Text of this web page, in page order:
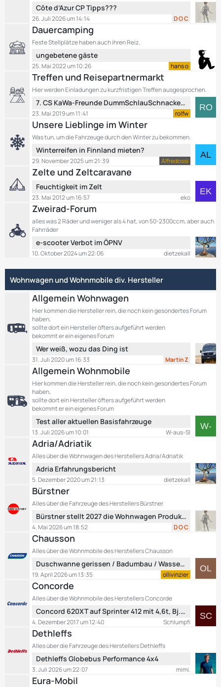
t
ä
g
e
t
z
t
B
e
i
ä
g
e
Côte d’Azur CP Tipps???
D O C
26. Juli 2026 um 14:14
Dauercamping
Feste Stellplätze haben auch ihren Reiz.
e
t
z
t
B
e
i
ä
g
ungebetene gäste
hans o
25. Mai 2022 um 10:26
Treffen und Reisepartnermarkt
Hier werden Einladungen zu kurzfristigen Treffen ausgesprochen.
e
t
z
t
B
e
r
ä
g
e
7. CS KaWa-Freunde DummSchlauSchnackerTreffen vom 1. - 5. Mai 2019 in Oberbozen, Italien
rolfw
23. Mai 2019 um 11:41
Unsere Lieblinge im Winter
Was tun, um die Fahrzeuge durch den Winter zu bekommen.
e
t
z
e
B
e
i
ä
g
e
Winterreifen in Finnland mieten?
Alfredossi
29. November 2025 um 21:39
Zelte und Zeltcaravane
e
t
z
t
e
B
e
r
ä
g
e
Feuchtigkeit im Zelt
eko
23. Mai 2012 um 16:57
Zweirad-Forum
alles was 2 Räder und weniger als 4 hat, von 50-2300ccm, aber auch
Fahrräder
e
z
t
e
B
e
i
t
r
g
e
e-scooter Verbot im ÖPNV
dietzekall
10. Oktober 2024 um 22:06
Wohnwagen und Wohnmobile div. Hersteller
Allgemein Wohnwagen
Hier kommen die Hersteller rein, die noch kein gesondertes Forum
haben,
sollte dort ein Hersteller öfters aufgeführt werden
bekommt er ein eigenes Forum
e
t
z
t
e
B
t
r
ä
e
Wer weiß, wozu das Ding ist
Martin Z
31. Juli 2020 um 16:33
Allgemein Wohnmobile
Hier kommen die Hersteller rein, die noch kein gesondertes Forum
haben,
sollte dort ein Hersteller öfters aufgeführt werden
bekommt er ein eigenes Forum
e
t
z
t
B
e
ä
g
e
Test aller aktuellen Basisfahrzeuge
W-aus-SI
13. Juli 2026 um 10:01
Adria/Adriatik
Alles über die Wohnwagen des Herstellers Adria/Adriatik
e
t
z
t
B
e
ä
g
e
Adria Erfahrungsbericht
dietzekall
5. Dezember 2020 um 21:13
Bürstner
Alles über die Fahrzeuge des Herstellers Bürstner
e
t
z
t
B
e
ä
g
e
Bürstner stellt 2027 die Wohnwagen Produktion ein
D O C
4. Mai 2026 um 18:52
Chausson
Alles über die Wohnmobile des Herstellers Chausson
e
t
z
t
B
e
ä
g
Duschwanne gerissen / Badumbau / Wasseraustritt unterhalb der Türe
ollivinzier
19. April 2026 um 13:35
Concorde
Alles über die Wohnmobile des Herstellers Concorde
e
t
z
t
B
e
Concord 620XT auf Sprinter 412 mit 4,6t, Bj. 1998, Automatik
Schlumpfi
4. Dezember 2017 um 12:40
Dethleffs
Alles über die Fahrzeuge des Herstellers Dethleffs
e
t
Dethleffs Globebus Performance 4x4
mimi.
3. Juli 2026 um 22:07
Eura-Mobil